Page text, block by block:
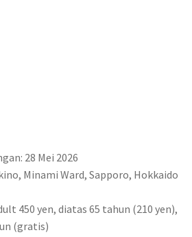
28 Mei 2026
Minami Ward, Sapporo, Hokkaido
450 yen, diatas 65 tahun (210 yen),
(gratis)